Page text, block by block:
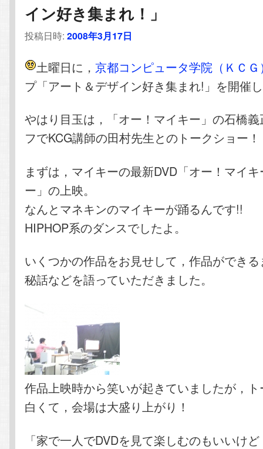
イン好き集まれ！」
投稿日時:2008年3月17日
土曜日に， 京都コンピュータ学院（ＫＣＧ
プ「アート＆デザイン好き集まれ!」を開催
やはり目玉は，「オー！マイキー」の石橋
フでKCG講師の田村先生とのトークショー！
まずは，マイキーの最新DVD「オー！マイ
ー」の上映。
なんとマネキンのマイキーが踊るんです!!
HIPHOP系のダンスでしたよ。
いくつかの作品をお見せして，作品ができ
秘話などを語っていただきました。
作品上映時から笑いが起きていましたが，
白くて，会場は大盛り上がり！
「家で一人でDVDを見て楽しむのもいいけ